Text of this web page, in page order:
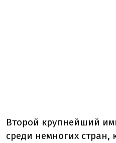
Второй крупнейший
среди немногих